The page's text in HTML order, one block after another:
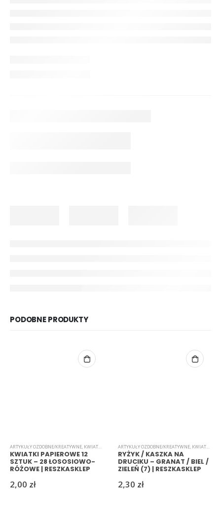
PODOBNE PRODUKTY
ARTYKUŁY OZDOBNE/KREATYWNE, KWIATKI PAPIEROWE
KWIATKI PAPIEROWE 12
SZTUK – 28 ŁOSOSIOWO-
RÓŻOWE | RESZKASKLEP
2,00 zł
ARTYKUŁY OZDOBNE/KREATYWNE, KWIATKI
RYŻYK / KASZKA NA
DRUCIKU – GRANAT / BIEL /
ZIELEŃ (7) | RESZKASKLEP
2,30 zł